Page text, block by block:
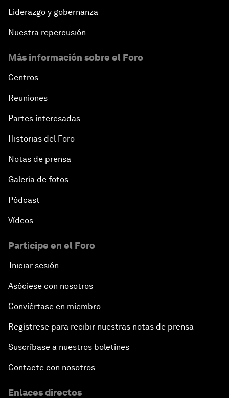
Liderazgo y gobernanza
Nuestra repercusión
Más información sobre el Foro
Centros
Reuniones
Partes interesadas
Historias del Foro
Notas de prensa
Galería de fotos
Pódcast
Vídeos
Participe en el Foro
Iniciar sesión
Asóciese con nosotros
Conviértase en miembro
Regístrese para recibir nuestras notas de prensa
Suscríbase a nuestros boletines
Contacte con nosotros
Enlaces directos